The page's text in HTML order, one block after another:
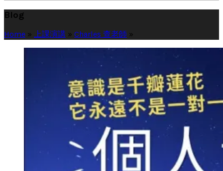
Blog
Home » 上課演講 » Charles 查老師 »